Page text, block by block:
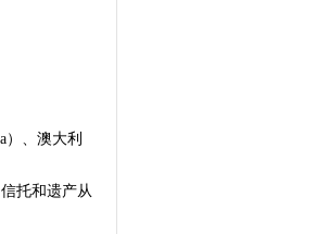
、澳大利
托和遗产从